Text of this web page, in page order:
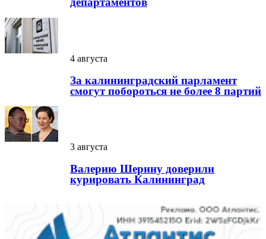
4 августа
За калининградский парламент
смогут побороться не более 8 партий
3 августа
Валерию Шерину доверили
курировать Калининград